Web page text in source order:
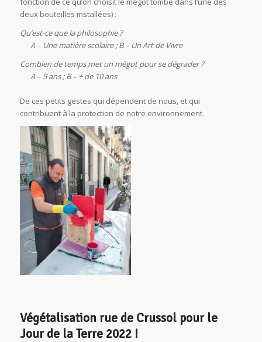
deux bouteilles installées) :
Qu’est-ce que la philosophie ?
A – Une matière scolaire ; B – Un Art de Vivre
Combien de temps met un mégot pour se dégrader ?
A – 5 ans ; B – + de 10 ans
De ces petits gestes qui dépendent de nous, et qui
contribuent à la protection de notre environnement.
Végétalisation rue de Crussol pour le
Jour de la Terre 2022 !